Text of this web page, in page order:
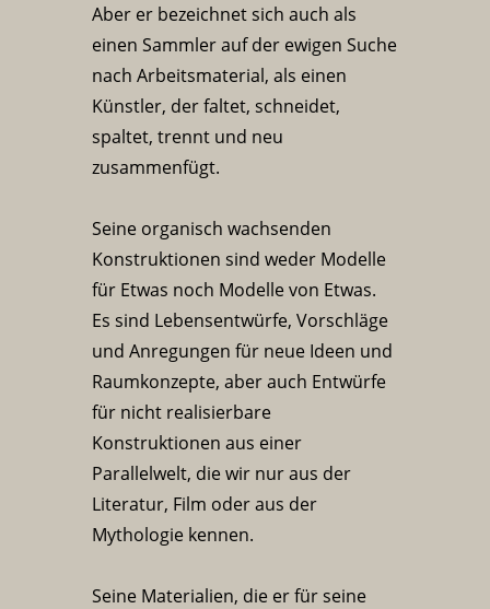
Aber er bezeichnet sich auch als
einen Sammler auf der ewigen Suche
nach Arbeitsmaterial, als einen
Künstler, der faltet, schneidet,
spaltet, trennt und neu
zusammenfügt.
Seine organisch wachsenden
Konstruktionen sind weder Modelle
für Etwas noch Modelle von Etwas.
Es sind Lebensentwürfe, Vorschläge
und Anregungen für neue Ideen und
Raumkonzepte, aber auch Entwürfe
für nicht realisierbare
Konstruktionen aus einer
Parallelwelt, die wir nur aus der
Literatur, Film oder aus der
Mythologie kennen.
Seine Materialien, die er für seine